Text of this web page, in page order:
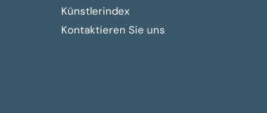
Künstlerindex
Kontaktieren Sie uns